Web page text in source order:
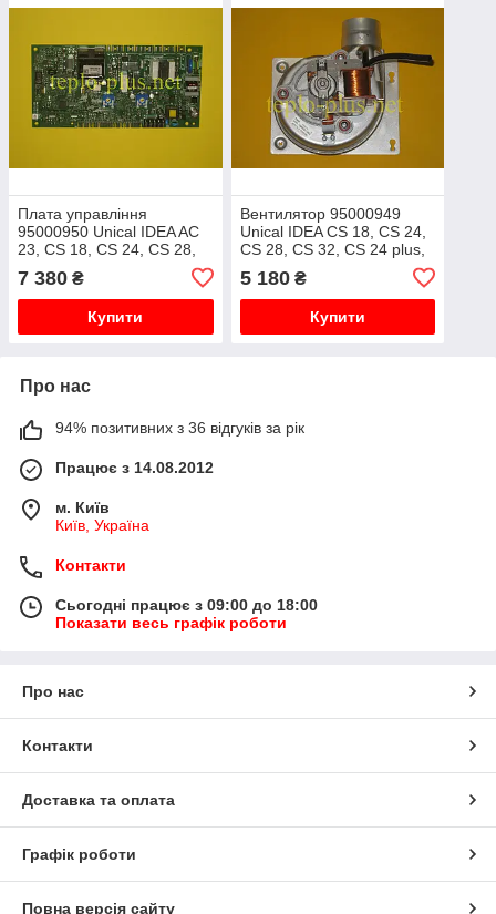
Плата управління
95000950 Unical IDEA AC
23, CS 18, CS 24, CS 28,
CS 32, Roda VorTech One
CS 18, CS 24, CS 28
7 380 ₴
Купити
Вентилятор 95000949
Unical IDEA CS 18, CS 24,
CS 28, CS 32, CS 24 plus,
CS 28 plus, RS 18, RS 24,
RS 28
5 180₴
Купити
Про нас
94% позитивних з 36 відгуків за рік
Працює з 14.08.2012
м. Київ
Київ, Україна
Контакти
Сьогодні працює з 09:00 до 18:00
Показати весь графік роботи
Про нас
Контакти
Доставка та оплата
Графік роботи
Повна версія сайту